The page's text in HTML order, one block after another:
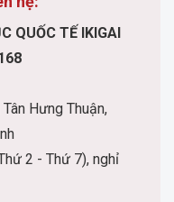
QUỐC TẾ IKIGAI
Hưng Thuận,
2 - Thứ 7), nghỉ